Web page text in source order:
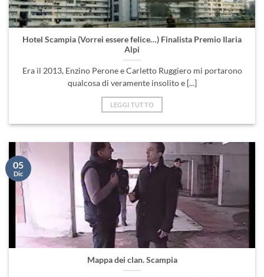
Hotel Scampia (Vorrei essere felice…) Finalista Premio Ilaria
Alpi
Era il 2013, Enzino Perone e Carletto Ruggiero mi portarono
qualcosa di veramente insolito e [...]
LEGGI TUTTO
Mappa dei clan. Scampia
Mappa dei clan a Scampia ( enzo perone – felice iovino – carlo
ruggiero) 305
Dic